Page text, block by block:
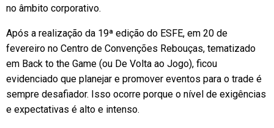
no âmbito corporativo.
Após a realização da 19ª edição do ESFE, em 20 de
fevereiro no Centro de Convenções Rebouças, tematizado
em Back to the Game (ou De Volta ao Jogo), ficou
evidenciado que planejar e promover eventos para o trade é
sempre desafiador. Isso ocorre porque o nível de exigências
e expectativas é alto e intenso.